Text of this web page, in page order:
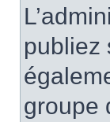
publiez
groupe